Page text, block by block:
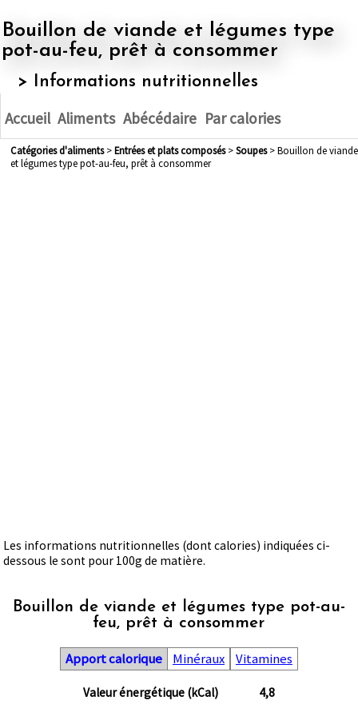
Bouillon de viande et légumes type
pot-au-feu, prêt à consommer
> Informations nutritionnelles
Accueil Aliments Abécédaire Par calories
Catégories d'aliments> entrées et plats composés> soupes> Bouillon de viande
et légumes type pot-au-feu, prêt à consommer
Les informations nutritionnelles (dont calories) indiquées ci-
dessous le sont pour 100g de matière.
Bouillon de viande et légumes type pot-au-
feu, prêt à consommer
Apport calorique Minéraux Vitamines
Valeur énergétique (kCal) 4,8